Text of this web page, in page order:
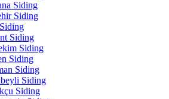
Siding
Siding
Siding
Siding
Siding
Siding
Siding
Siding